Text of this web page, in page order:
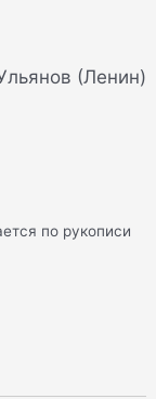
(Ленин)
по рукописи